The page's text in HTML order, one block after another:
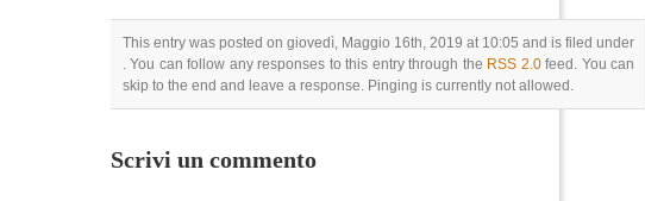
This entry was posted on giovedì, Maggio 16th, 2019 at 10:05 and is filed under
. You can follow any responses to this entry through the RSS 2.0feed. You can
skip to the end and leave a response. Pinging is currently not allowed.
Scrivi un commento